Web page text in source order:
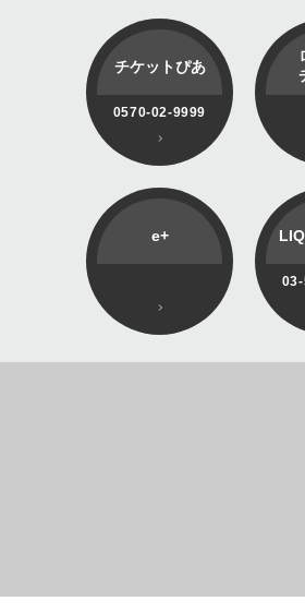
チケットぴあ
0570-02-9999
e+